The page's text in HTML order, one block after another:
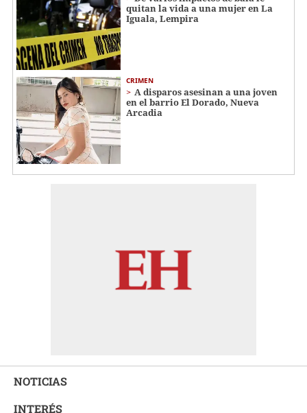
quitan la vida a una mujer en La
Iguala, Lempira
CRIMEN
A disparos asesinan a una joven
en el barrio El Dorado, Nueva
Arcadia
NOTICIAS
INTERÉS